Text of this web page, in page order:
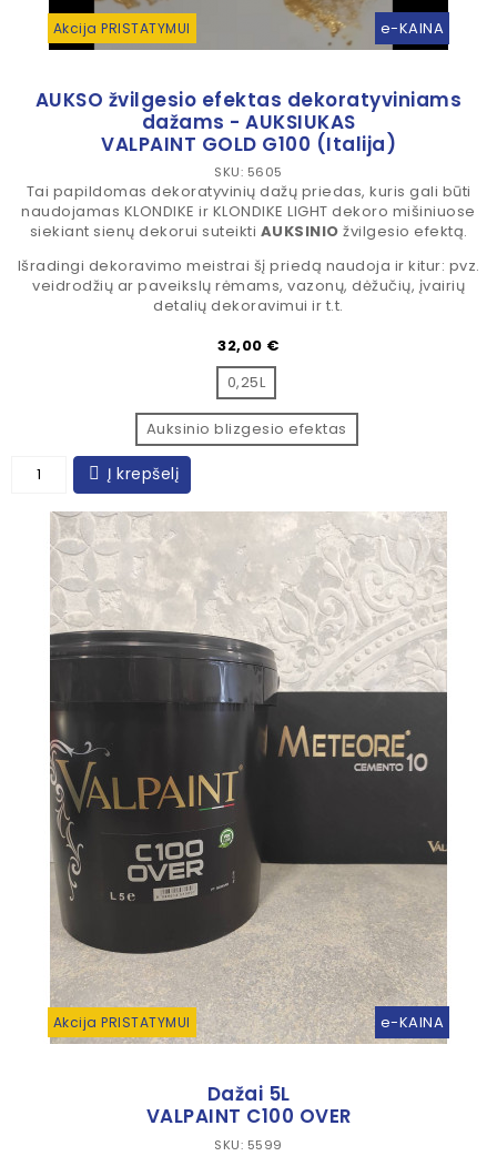
Akcija PRISTATYMUI e-KAINA
AUKSO žvilgesio efektas dekoratyviniams
dažams - AUKSIUKAS
VALPAINT GOLD G100 (Italija)
SKU: 5605
Tai papildomas dekoratyvinių dažų priedas, kuris gali būti
naudojamas KLONDIKEir KLONDIKE LIGHT dekoro mišiniuose
siekiant sienų dekorui suteikti AUKSINIO žvilgesio efektą.
Išradingi dekoravimo meistrai šį priedą naudoja ir kitur: pvz.
veidrodžių ar paveikslų rėmams, vazonų, dėžučių, įvairių
detalių dekoravimui ir t.t.
Kaina
32,00 €
0,25L
Auksinio blizgesio efektas
Į krepšelį
Akcija PRISTATYMUI e-KAINA
Dažai 5L
VALPAINT C100 OVER
SKU: 5599